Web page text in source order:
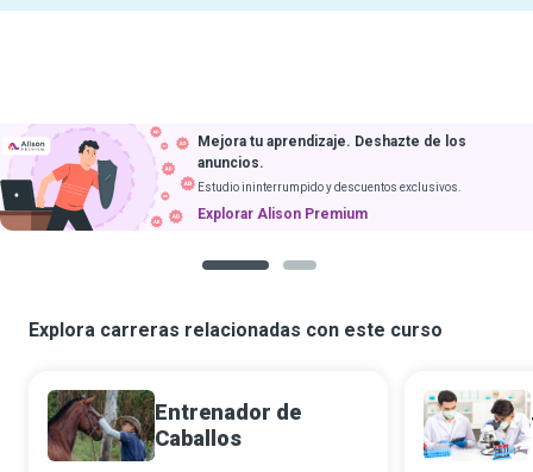
Mejora tu aprendizaje. Deshazte de los
anuncios.
Estudio ininterrumpido y descuentos exclusivos.
Explorar Alison Premium
Explora carreras relacionadas con este curso
Entrenador de
Caballos